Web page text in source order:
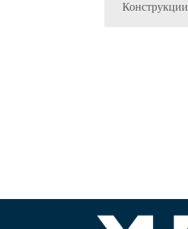
Конструкции